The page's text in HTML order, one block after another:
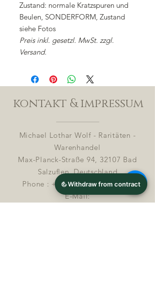
Zustand: normale Kratzspuren und
Beulen, SONDERFORM, Zustand
siehe Fotos
Preis inkl. gesetzl. MwSt. zzgl.
Versand.
kontakt & impressum
Michael Lothar Wolf - Raritäten -
Warenhandel
Max-Planck-Straße 94, 32107 Bad
Salzuflen, Deutschland
Phone : +
4 9 ( 0 ) 170 5425198
E-Mail: